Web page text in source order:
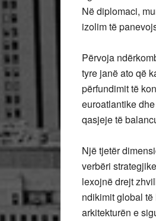
Në diplomaci,
izolim të
Përvoja
tyre janë ato që
përfundimit të
euroatlantike
qasjeje të
Një tjetër
verbëri
lexojnë drejt
ndikimit global
arkitekturën e